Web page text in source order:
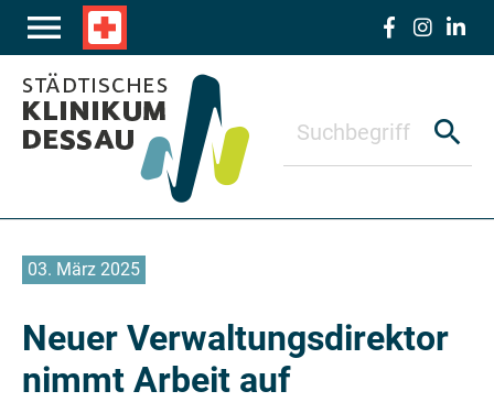
Zum Hauptinhalt springen
menu local_hospital
search
03. März 2025
Neuer Verwaltungsdirektor
nimmt Arbeit auf